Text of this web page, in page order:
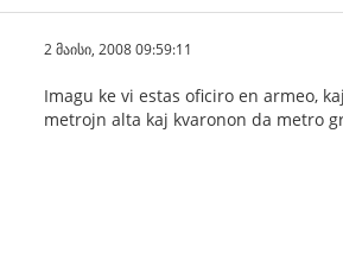
2 მაისი, 2008 09:59:11
Imagu ke vi estas oficiro en armeo,
metrojn alta kaj kvaronon da metro